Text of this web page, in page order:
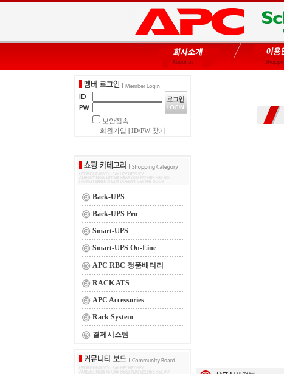
보안접속
회원가입
ID/PW 찾기
Back-UPS
Back-UPS Pro
Smart-UPS
Smart-UPS On-Line
APC RBC 정품배터리
RACK ATS
APC Accessories
Rack System
결제시스템